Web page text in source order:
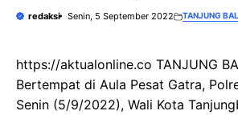
redaksi Senin, 5 September 2022 TANJUNG
https://aktualonline.co TANJUNG
Bertempat di Aula Pesat Gatra,
Senin (5/9/2022), Wali Kota